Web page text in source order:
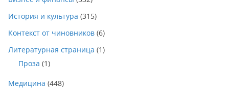
История и культура (315)
Контекст от чиновников (6)
Литературная страница (1)
Проза (1)
Медицина (448)